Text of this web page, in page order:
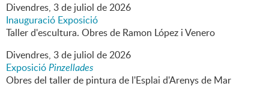
Divendres, 3de juliol de2026
Inauguració Exposició
Taller d'escultura. Obres de Ramon López i Venero
Divendres, 3de juliol de2026
ExposicióPinzellades
Obres del taller de pintura de l'Esplai d'Arenys de Mar